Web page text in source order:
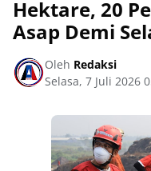
Hektare, 20
Asap Demi
Oleh Redaksi
Selasa, 7 Juli 2026